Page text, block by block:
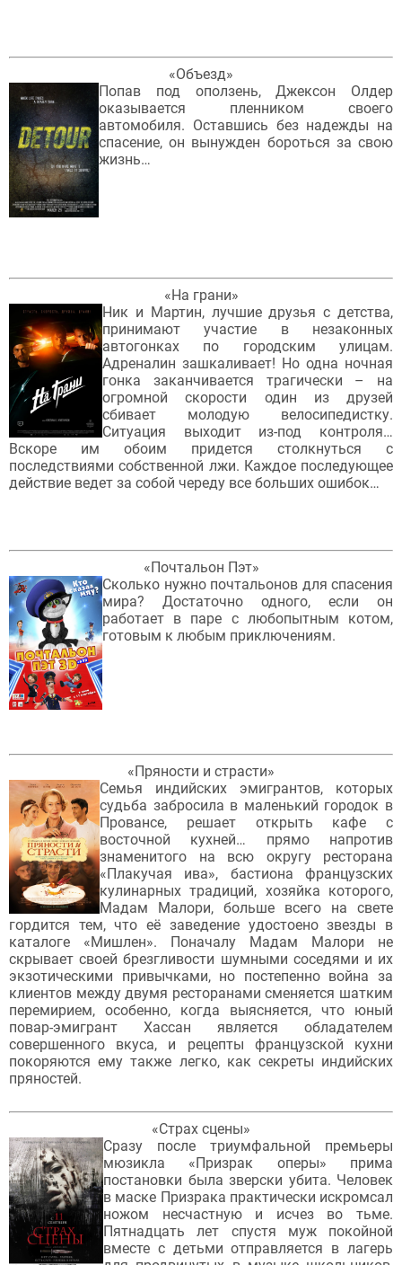
«Объезд»
Попав под оползень, Джексон Олдер
оказывается пленником своего
автомобиля. Оставшись без надежды на
спасение, он вынужден бороться за свою
жизнь…
«На грани»
Ник и Мартин, лучшие друзья с детства,
принимают участие в незаконных
автогонках по городским улицам.
Адреналин зашкаливает! Но одна ночная
гонка заканчивается трагически – на
огромной скорости один из друзей
сбивает молодую велосипедистку.
Ситуация выходит из-под контроля…
Вскоре им обоим придется столкнуться с
последствиями собственной лжи. Каждое последующее
действие ведет за собой череду все больших ошибок…
«Почтальон Пэт»
Сколько нужно почтальонов для спасения
мира? Достаточно одного, если он
работает в паре с любопытным котом,
готовым к любым приключениям.
«Пряности и страсти»
Семья индийских эмигрантов, которых
судьба забросила в маленький городок в
Провансе, решает открыть кафе с
восточной кухней… прямо напротив
знаменитого на всю округу ресторана
«Плакучая ива», бастиона французских
кулинарных традиций, хозяйка которого,
Мадам Малори, больше всего на свете
гордится тем, что её заведение удостоено звезды в
каталоге «Мишлен». Поначалу Мадам Малори не
скрывает своей брезгливости шумными соседями и их
экзотическими привычками, но постепенно война за
клиентов между двумя ресторанами сменяется шатким
перемирием, особенно, когда выясняется, что юный
повар-эмигрант Хассан является обладателем
совершенного вкуса, и рецепты французской кухни
покоряются ему также легко, как секреты индийских
пряностей.
«Страх сцены»
Сразу после триумфальной премьеры
мюзикла «Призрак оперы» прима
постановки была зверски убита. Человек
в маске Призрака практически искромсал
ножом несчастную и исчез во тьме.
Пятнадцать лет спустя муж покойной
вместе с детьми отправляется в лагерь